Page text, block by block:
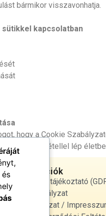
bármikor visszavonhatja.
sütikkel kapcsolatban
hogy a Cookie
való közzététellel lép
infórmációk
Adatvédelmi tájékoztató
cookie szabályzat
Jogi nyilatkozat /